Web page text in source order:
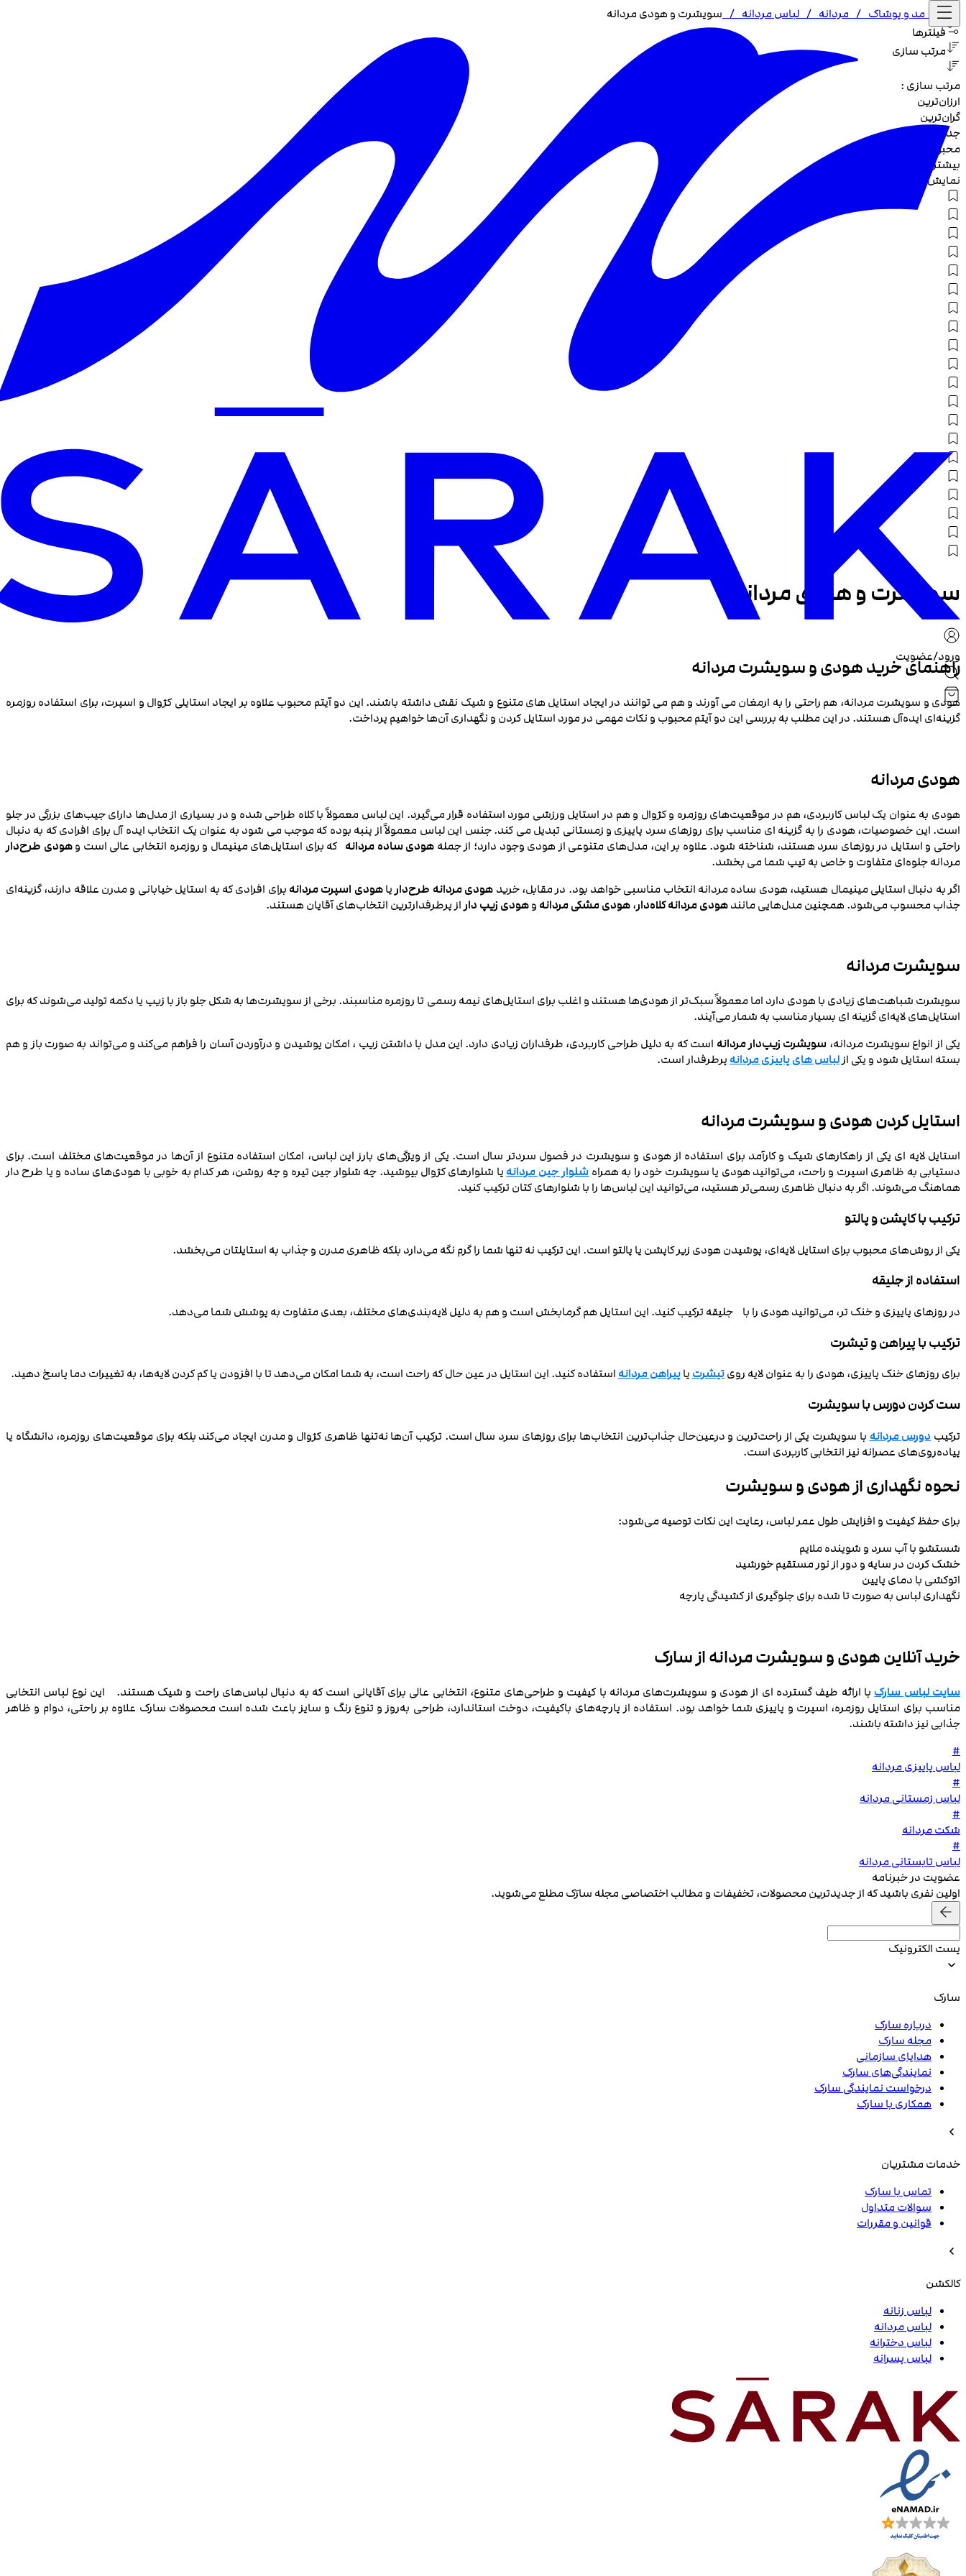
ورود/عضویت
خانه / مد و پوشاک / مردانه / لباس مردانه / سویشرت و هودی مردانه
فیلترها
مرتب سازی
مرتب سازی :
ارزان‌ترین
گران‌ترین
جدیدترین
محبوب‌ترین
بیشترین تخفیف
نمایش
سویشرت و هودی مردانه
راهنمای خرید هودی و سویشرت مردانه
هودی و سویشرت مردانه، هم راحتی را به ارمغان می‌ آورند و هم می‌ توانند در ایجاد استایل‌ های متنوع و شیک نقش داشته باشند. این دو آیتم محبوب علاوه بر ایجاد استایلی کژوال و اسپرت، برای استفاده روزمره
گزینه‌ای ایده‌آل هستند. در این مطلب به بررسی این دو آیتم محبوب و نکات مهمی در مورد استایل کردن و نگهداری آن‌ها خواهیم پرداخت.
هودی مردانه
هودی به عنوان یک لباس کاربردی، هم در موقعیت‌های روزمره و کژوال و هم در استایل ورزشی مورد استفاده قرار می‌گیرد. این لباس معمولاً با کلاه طراحی شده و در بسیاری از مدل‌ها دارای جیب‌های بزرگی در جلو
است. این خصوصیات، هودی را به گزینه‌ ای مناسب برای روزهای سرد پاییزی و زمستانی تبدیل می‌ کند. جنس این لباس معمولاً از پنبه بوده که موجب می شود به عنوان یک انتخاب ایده‌ آل برای افرادی که به دنبال
راحتی و استایل در روزهای سرد هستند، شناخته شود. علاوه بر این، مدل‌های متنوعی از هودی وجود دارد؛ از جمله هودی ساده مردانه که برای استایل‌های مینیمال و روزمره انتخابی عالی است وهودی طرح‌دار
مردانه جلوه‌ای متفاوت و خاص به تیپ شما می‌ بخشد.
اگر به دنبال استایلی مینیمال هستید، هودی ساده مردانه انتخاب مناسبی خواهد بود. در مقابل، خرید هودی مردانه طرح‌دار یاهودی اسپرت مردانه برای افرادی که به استایل خیابانی و مدرن علاقه دارند، گزینه‌ای
جذاب محسوب می‌شود. همچنین مدل‌هایی مانندهودی مردانه کلاه‌دار،هودی مشکی مردانه وهودی زیپ دار از پرطرفدارترین انتخاب‌های آقایان هستند.
سویشرت مردانه
سویشرت شباهت‌های زیادی با هودی دارد اما معمولاً سبک‌تر از هودی‌ها هستند و اغلب برای استایل‌های نیمه‌ رسمی تا روزمره مناسبند. برخی از سویشرت‌ها به شکل جلو باز با زیپ یا دکمه تولید می‌شوند که برای
استایل‌های لایه‌ای گزینه‌ ای بسیار مناسب به شمار می‌آیند.
یکی از انواع سویشرت مردانه، سویشرت زیپ‌دار مردانه است که به دلیل طراحی کاربردی، طرفداران زیادی دارد. این مدل با داشتن زیپ ، امکان پوشیدن و درآوردن آسان را فراهم می‌کند و می‌تواند به صورت باز و هم
بسته استایل شود و یکی ازلباس های پاییزی مردانه پرطرفدار است.
استایل‌ کردن هودی و سویشرت مردانه
استایل لایه ای یکی از راهکارهای شیک و کارآمد برای استفاده از هودی و سویشرت در فصول سردتر سال است. یکی از ویژگی‌های بارز این لباس، امکان استفاده‌ متنوع از آن‌ها در موقعیت‌های مختلف است. برای
دستیابی به ظاهری اسپرت و راحت، می‌توانید هودی یا سویشرت خود را به همراه شلوار جین مردانه یا شلوارهای کژوال بپوشید. چه شلوار جین تیره و چه روشن، هر کدام به خوبی با هودی‌های ساده و یا طرح‌ دار
هماهنگ می‌شوند. اگر به دنبال ظاهری رسمی‌تر هستید، می‌توانید این لباس‌ها را با شلوارهای کتان ترکیب کنید.
ترکیب با کاپشن و پالتو
یکی از روش‌های محبوب برای استایل لایه‌ای، پوشیدن هودی زیر کاپشن یا پالتو است. این ترکیب نه تنها شما را گرم نگه می‌دارد بلکه ظاهری مدرن و جذاب به استایلتان می‌بخشد.
استفاده از جلیقه
در روزهای پاییزی و خنک‌ تر، می‌توانید هودی را با جلیقه ترکیب کنید. این استایل هم گرمابخش است و هم به دلیل لایه‌بندی‌های مختلف، بعدی متفاوت به پوشش شما می‌دهد.
ترکیب با پیراهن و تیشرت
برای روزهای خنک پاییزی، هودی را به عنوان لایه رویتیشرتیاپیراهن مردانهاستفاده کنید. این استایل در عین حال که راحت است، به شما امکان می‌دهد تا با افزودن یا کم کردن لایه‌ها، به تغییرات دما پاسخ دهید.
ست کردن دورس با سویشرت
ترکیب دورس مردانه با سویشرت یکی از راحت‌ترین و درعین‌حال جذاب‌ترین انتخاب‌ها برای روزهای سرد سال است. ترکیب آن‌ها نه‌تنها ظاهری کژوال و مدرن ایجاد می‌کند بلکه برای موقعیت‌های روزمره، دانشگاه یا
پیاده‌روی‌های عصرانه نیز انتخابی کاربردی است.
نحوه نگهداری از هودی و سویشرت
برای حفظ کیفیت و افزایش طول عمر لباس، رعایت این نکات توصیه می‌شود:
شستشو با آب سرد و شوینده ملایم
خشک کردن در سایه و دور از نور مستقیم خورشید
اتوکشی با دمای پایین
نگهداری لباس به صورت تا شده برای جلوگیری از کشیدگی پارچه
خرید آنلاین هودی و سویشرت مردانه از سارک
سایت لباس سارک با ارائه طیف گسترده‌ ای از هودی و سویشرت‌های مردانه با کیفیت و طراحی‌های متنوع، انتخابی عالی برای آقایانی است که به دنبال لباس‌های راحت و شیک هستند. این نوع لباس انتخابی
مناسب برای استایل روزمره، اسپرت و پاییزی شما خواهد بود. استفاده از پارچه‌های باکیفیت، دوخت استاندارد، طراحی به‌روز و تنوع رنگ و سایز باعث شده است محصولات سارک علاوه بر راحتی، دوام و ظاهر
جذابی نیز داشته باشند.
#
لباس پاییزی مردانه
#
لباس زمستانی مردانه
#
شکت مردانه
#
لباس تابستانی مردانه
عضویت در خبرنامه
اولین نفری باشید که از جدیدترین محصولات، تخفیفات و مطالب اختصاصی مجله سارَک مطلع می‌شوید.
پست الکترونیک
سارک
درباره سارک
مجله سارک
هدایای سازمانی
نمایندگی‌های سارک
درخواست نمایندگی سارک
همکاری با سارک
خدمات مشتریان
تماس با سارک
سوالات متداول
قوانین و مقررات
کالکشن
لباس زنانه
لباس مردانه
لباس دخترانه
لباس پسرانه